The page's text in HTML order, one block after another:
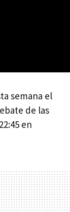
semana el
de las
en